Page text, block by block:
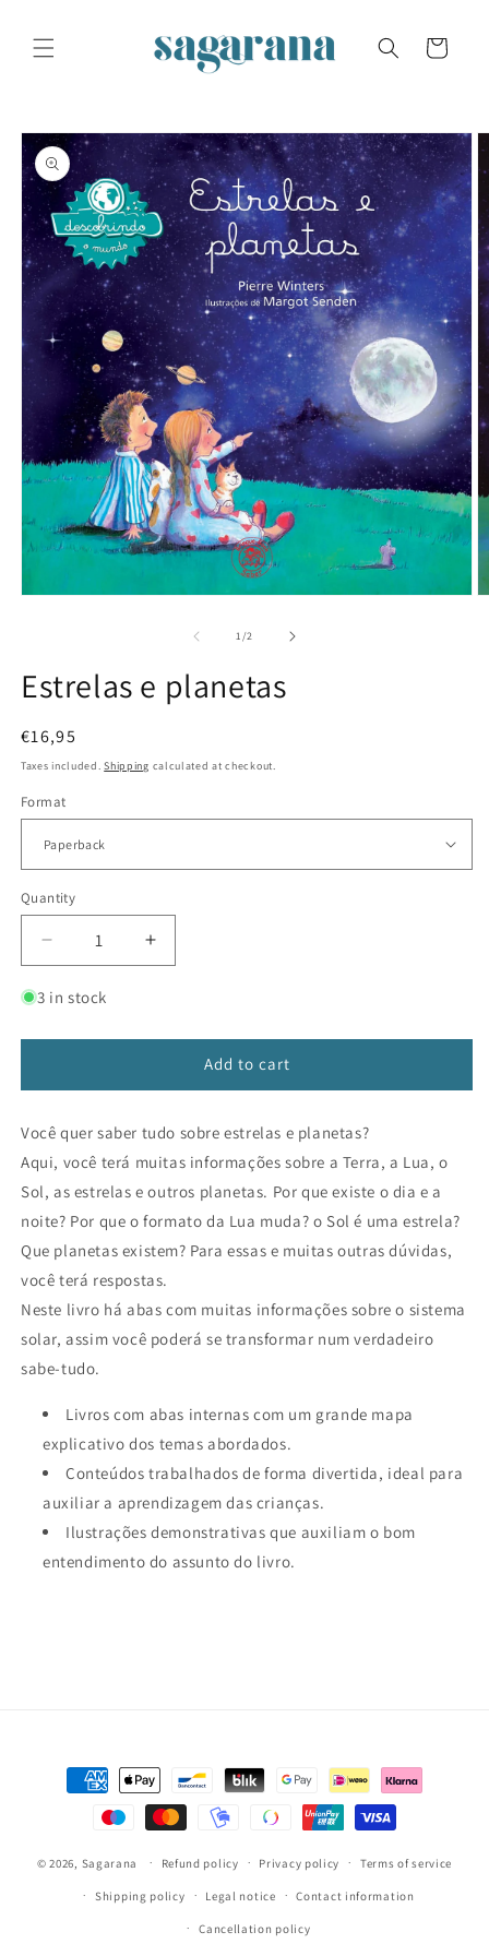
content
Cart
Skip to
product
information
1/of2
Estrelas e planetas
Regular
price
€16,95
Taxes included.Shipping calculated at checkout.
Format
Quantity
Decrease
quantity
for
e
Increase
quantity
e
planetas
3 in stock
Add to cart
Você quer saber tudo sobre estrelas e planetas?
Aqui, você terá muitas informações sobre a Terra, a Lua, o
Sol, as estrelas e outros planetas. Por que existe o dia e a
noite? Por que o formato da Lua muda? o Sol é uma estrela?
Que planetas existem? Para essas e muitas outras dúvidas,
você terá respostas.
Neste livro há abas com muitas informações sobre o sistema
solar, assim você poderá se transformar num verdadeiro
sabe-tudo.
Livros com abas internas com um grande mapa
explicativo dos temas abordados.
Conteúdos trabalhados de forma divertida, ideal para
auxiliar a aprendizagem das crianças.
Ilustrações demonstrativas que auxiliam o bom
entendimento do assunto do livro.
Payment
methods
© 2026, Sagarana Refund policy Privacy policy Terms of service
Shipping policy Legal notice Contact information
Cancellation policy